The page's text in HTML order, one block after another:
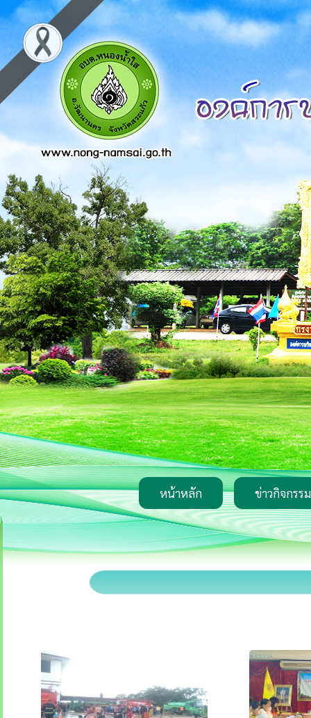
หน้าหลัก ข่าวกิจกรรม